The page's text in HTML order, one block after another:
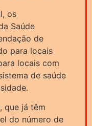
os
Saúde
de
para locais
locais com
de saúde
que já têm
do número de